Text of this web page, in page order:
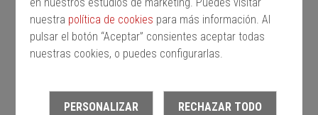
nuestra política de cookies para más información. Al
pulsar el botón “Aceptar” consientes aceptar todas
nuestras cookies, o puedes configurarlas.
PERSONALIZAR RECHAZAR TODO
Desde